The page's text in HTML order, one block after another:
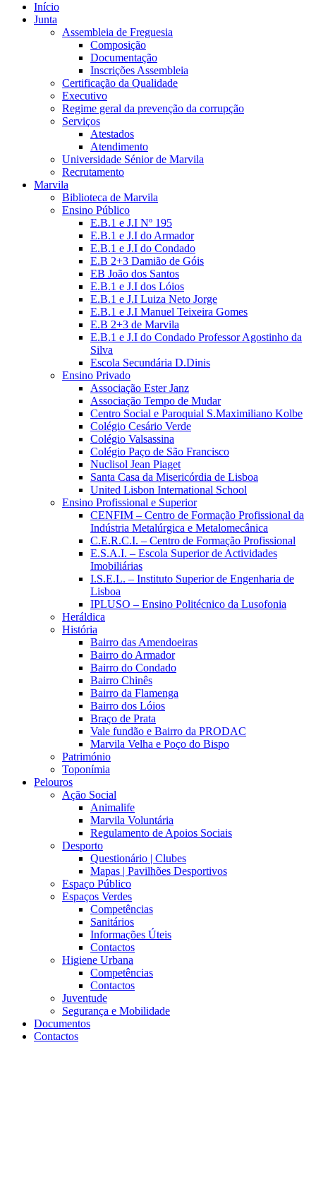
Início
Junta
Assembleia de Freguesia
Composição
Documentação
Inscrições Assembleia
Certificação da Qualidade
Executivo
Regime geral da prevenção da corrupção
Serviços
Atestados
Atendimento
Universidade Sénior de Marvila
Recrutamento
Marvila
Biblioteca de Marvila
Ensino Público
E.B.1 e J.I Nº 195
E.B.1 e J.I do Armador
E.B.1 e J.I do Condado
E.B 2+3 Damião de Góis
EB João dos Santos
E.B.1 e J.I dos Lóios
E.B.1 e J.I Luiza Neto Jorge
E.B.1 e J.I Manuel Teixeira Gomes
E.B 2+3 de Marvila
E.B.1 e J.I do Condado Professor Agostinho da
Silva
Escola Secundária D.Dinis
Ensino Privado
Associação Ester Janz
Associação Tempo de Mudar
Centro Social e Paroquial S.Maximiliano Kolbe
Colégio Cesário Verde
Colégio Valsassina
Colégio Paço de São Francisco
Nuclisol Jean Piaget
Santa Casa da Misericórdia de Lisboa
United Lisbon International School
Ensino Profissional e Superior
CENFIM – Centro de Formação Profissional da
Indústria Metalúrgica e Metalomecânica
C.E.R.C.I. – Centro de Formação Profissional
E.S.A.I. – Escola Superior de Actividades
Imobiliárias
I.S.E.L. – Instituto Superior de Engenharia de
Lisboa
IPLUSO – Ensino Politécnico da Lusofonia
Heráldica
História
Bairro das Amendoeiras
Bairro do Armador
Bairro do Condado
Bairro Chinês
Bairro da Flamenga
Bairro dos Lóios
Braço de Prata
Vale fundão e Bairro da PRODAC
Marvila Velha e Poço do Bispo
Património
Toponímia
Pelouros
Ação Social
Animalife
Marvila Voluntária
Regulamento de Apoios Sociais
Desporto
Questionário | Clubes
Mapas | Pavilhões Desportivos
Espaço Público
Espaços Verdes
Competências
Sanitários
Informações Úteis
Contactos
Higiene Urbana
Competências
Contactos
Juventude
Segurança e Mobilidade
Documentos
Contactos